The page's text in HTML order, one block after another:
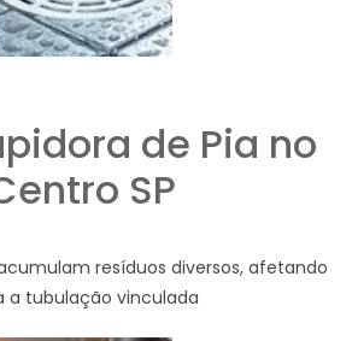
de Pia no
SP
resíduos diversos, afetando
a tubulação vinculada